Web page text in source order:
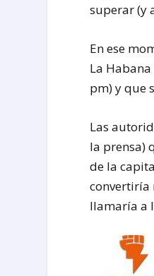
superar (y
En ese
La
pm) y que
Las
la prensa)
de la
convertiría
llamaría a